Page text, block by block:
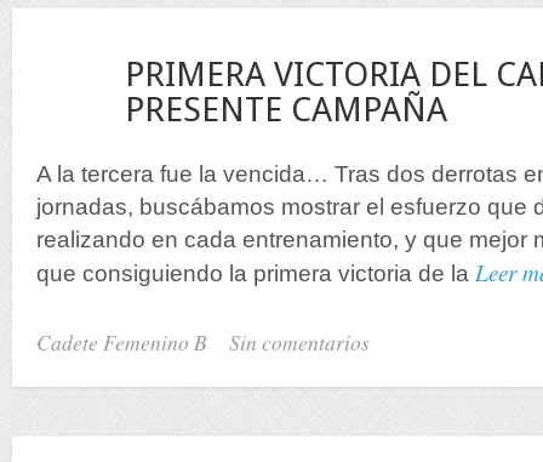
PRIMERA VICTORIA DEL
PRESENTE CAMPAÑA
A la tercera fue la vencida… Tras dos derrotas
jornadas, buscábamos mostrar el esfuerzo que
realizando en cada entrenamiento, y que mejor
que consiguiendo la primera victoria de la Leer
Cadete Femenino B Sin comentarios